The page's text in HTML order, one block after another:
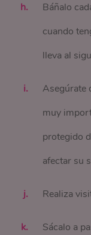
Báñalo
cuando
lleva al
Asegúrate
muy
protegido
afectar su
Realiza
Sácalo a